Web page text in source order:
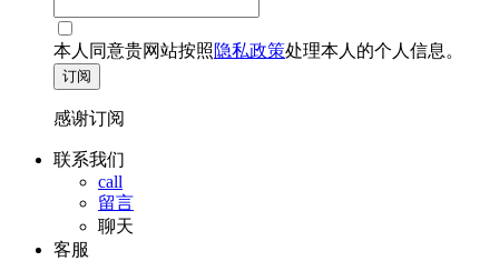
本人同意贵网站按照隐私政策处理本人的个人信息。
订阅
感谢订阅
联系我们
call
留言
聊天
客服